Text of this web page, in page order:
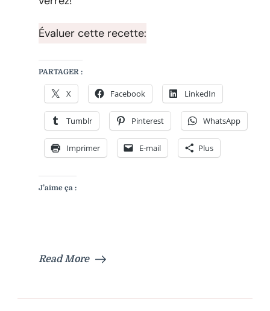
Évaluer cette recette:
PARTAGER :
X Facebook LinkedIn
Tumblr Pinterest WhatsApp
Imprimer E-mail Plus
J’aime ça :
Read More